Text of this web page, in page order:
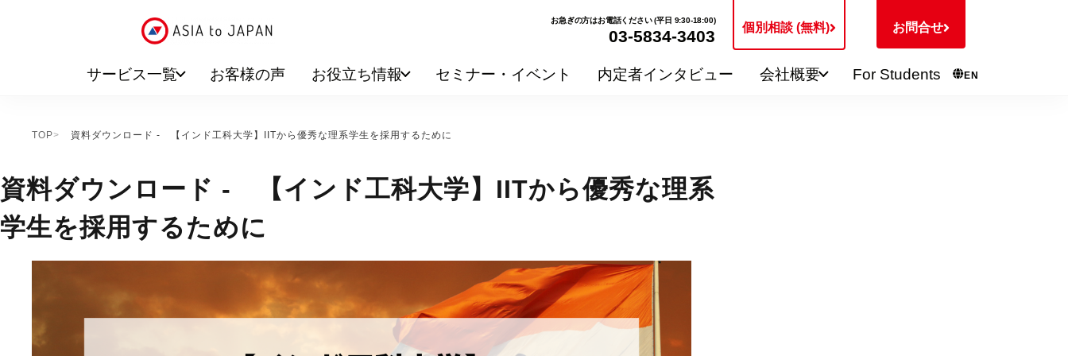
お急ぎの方はお電話ください (平日 9:30-18:00)
03-5834-3403 個別相談 (無料) お問合せ
サービス一覧 お客様の声 お役立ち情報 セミナー・イベント 内定者インタビュー 会社概要 For Students EN
TOP 資料ダウンロード - 【インド工科大学】IITから優秀な理系学生を採用するために
資料ダウンロード - 【インド工科大学】IITから優秀な理系
学生を採用するために